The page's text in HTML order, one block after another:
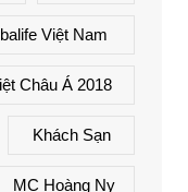
Việt Nam
Châu Á 2018
Khách Sạn
MC Hoàng Ny